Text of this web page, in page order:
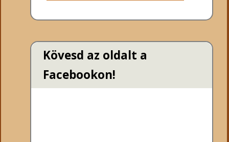
Kövesd az oldalt a
Facebookon!